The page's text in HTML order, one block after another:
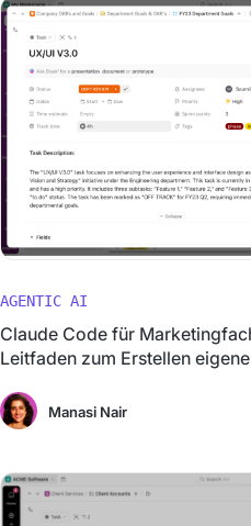
AGENTIC AI
Claude Code für
Leitfaden zum Erstellen
Manasi Nair